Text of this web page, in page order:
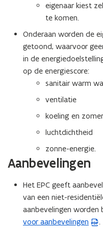
eigenaar kiest
te komen.
Onderaan worden de
getoond, waarvoor
in de
op de energiescore:
sanitair warm
ventilatie
koeling en
luchtdichtheid
zonne-energie.
Aanbevelingen
Het EPC geeft
van een niet-
aanbevelingen worden
voor aanbevelingen
.